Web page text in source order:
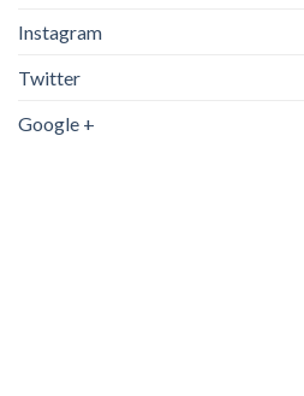
Instagram
Twitter
Google +